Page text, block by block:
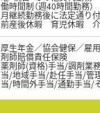
働時間制（週40時間勤務
月継続勤務後に法定通
前産後休暇 育児休暇
厚生年金／協会健保／雇
剤師賠償責任保険
薬剤師(資格)手当/調剤業
当/地域手当/赴任手当/管
当/時間外手当/通勤手当/